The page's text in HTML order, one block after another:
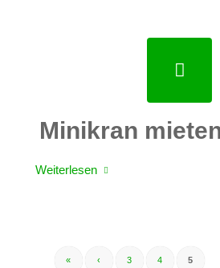
Minikran
Weiterlesen
« ‹ 3 4 5